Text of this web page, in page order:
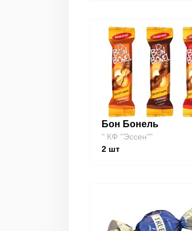
Бон Бонель
" КФ "Эссен""
2 шт